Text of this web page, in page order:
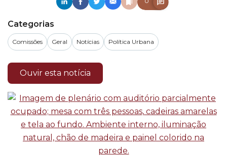
Categorias
Comissões Geral Notícias Política Urbana
Ouvir esta notícia